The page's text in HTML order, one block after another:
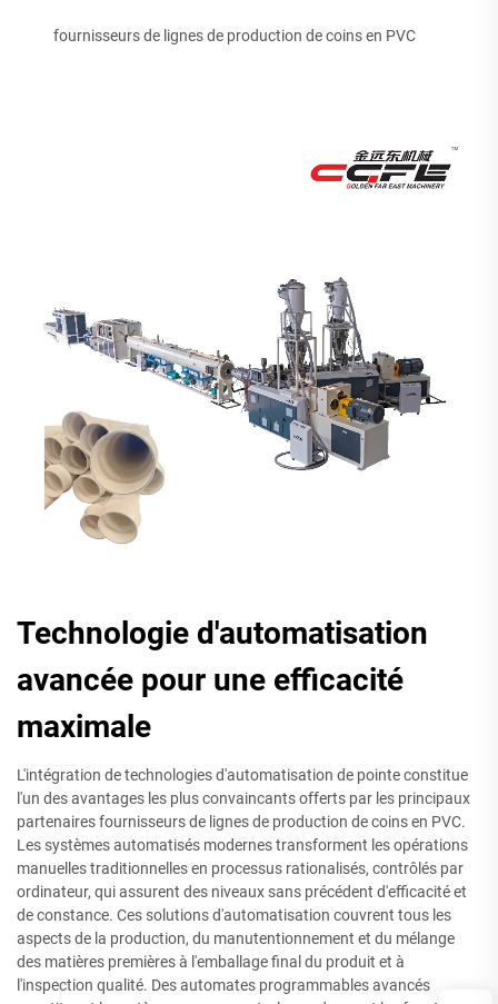
fournisseurs de lignes de production de coins en PVC
Technologie d'automatisation
avancée pour une efficacité
maximale
L'intégration de technologies d'automatisation de pointe constitue
l'un des avantages les plus convaincants offerts par les principaux
partenaires fournisseurs de lignes de production de coins en PVC.
Les systèmes automatisés modernes transforment les opérations
manuelles traditionnelles en processus rationalisés, contrôlés par
ordinateur, qui assurent des niveaux sans précédent d'efficacité et
de constance. Ces solutions d'automatisation couvrent tous les
aspects de la production, du manutentionnement et du mélange
des matières premières à l'emballage final du produit et à
l'inspection qualité. Des automates programmables avancés